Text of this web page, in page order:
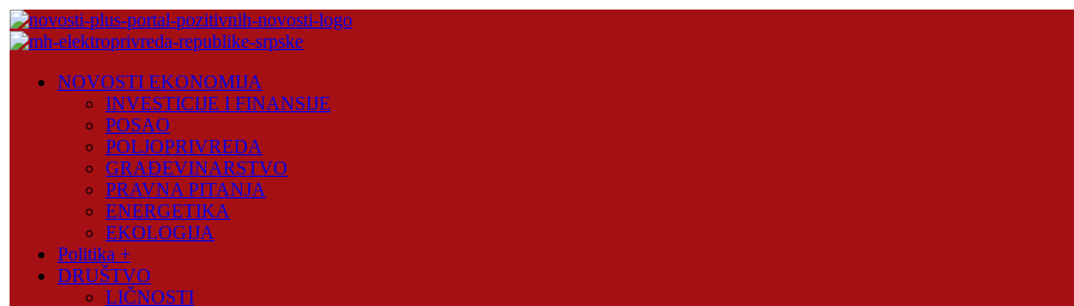
Skip
to
Plus
NOVOSTI EKONOMIJA
INVESTICIJE I FINANSIJE
POSAO
POLJOPRIVREDA
GRAĐEVINARSTVO
PRAVNA PITANJA
ENERGETIKA
EKOLOGIJA
Politika +
DRUŠTVO
LIČNOSTI